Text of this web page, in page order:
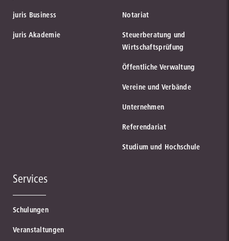
juris Business
juris Akademie
Notariat
Steuerberatung und
Wirtschaftsprüfung
Öffentliche Verwaltung
Vereine und Verbände
Unternehmen
Referendariat
Studium und Hochschule
Services
Schulungen
Veranstaltungen